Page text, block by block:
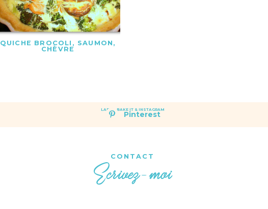
QUICHE BROCOLI, SAUMON,
CHÈVRE
LAET'S BAKE IT & INSTAGRAM
Pinterest
CONTACT
Ecrivez-moi